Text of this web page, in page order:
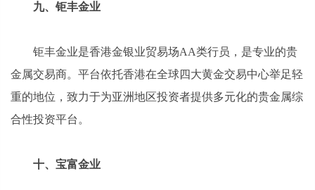
九、钜丰金业
钜丰金业是香港金银业贸易场AA类行员，是专业的贵
金属交易商。平台依托香港在全球四大黄金交易中心举足轻
重的地位，致力于为亚洲地区投资者提供多元化的贵金属综
合性投资平台。
十、宝富金业